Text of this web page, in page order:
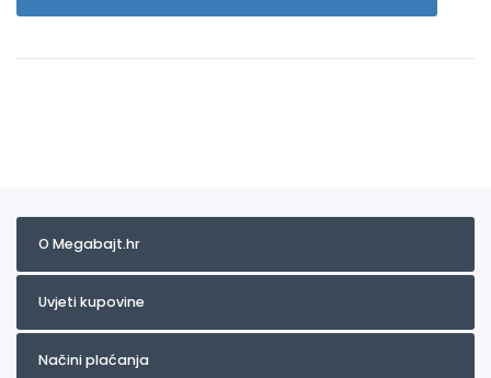
O Megabajt.hr
Uvjeti kupovine
Načini plaćanja